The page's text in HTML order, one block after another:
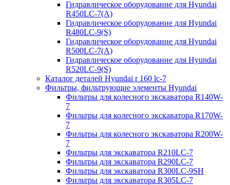
Гидравлическое оборудование для Hyundai
R450LC-7(A)
Гидравлическое оборудование для Hyundai
R480LC-9(S)
Гидравлическое оборудование для Hyundai
R500LC-7(A)
Гидравлическое оборудование для Hyundai
R520LC-9(S)
Каталог деталей Hyundai r 160 lc-7
Фильтры, фильтрующие элементы Hyundai
Фильтры для колесного экскаватора R140W-
7
Фильтры для колесного экскаватора R170W-
7
Фильтры для колесного экскаватора R200W-
7
Фильтры для экскаватора R210LC-7
Фильтры для экскаватора R290LC-7
Фильтры для экскаватора R300LC-9SH
Фильтры для экскаватора R305LC-7